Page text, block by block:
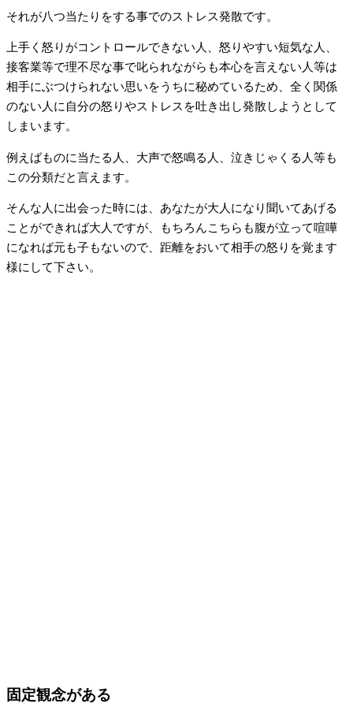
それが八つ当たりをする事でのストレス発散です。
上手く怒りがコントロールできない人、怒りやすい短気な人、
接客業等で理不尽な事で叱られながらも本心を言えない人等は
相手にぶつけられない思いをうちに秘めているため、全く関係
のない人に自分の怒りやストレスを吐き出し発散しようとして
しまいます。
例えばものに当たる人、大声で怒鳴る人、泣きじゃくる人等も
この分類だと言えます。
そんな人に出会った時には、あなたが大人になり聞いてあげる
ことができれば大人ですが、もちろんこちらも腹が立って喧嘩
になれば元も子もないので、距離をおいて相手の怒りを覚ます
様にして下さい。
固定観念がある